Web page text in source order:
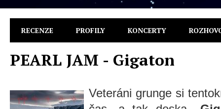
RECENZE PROFILY KONCERTY
PEARL JAM - Gigaton
Veteráni grunge si